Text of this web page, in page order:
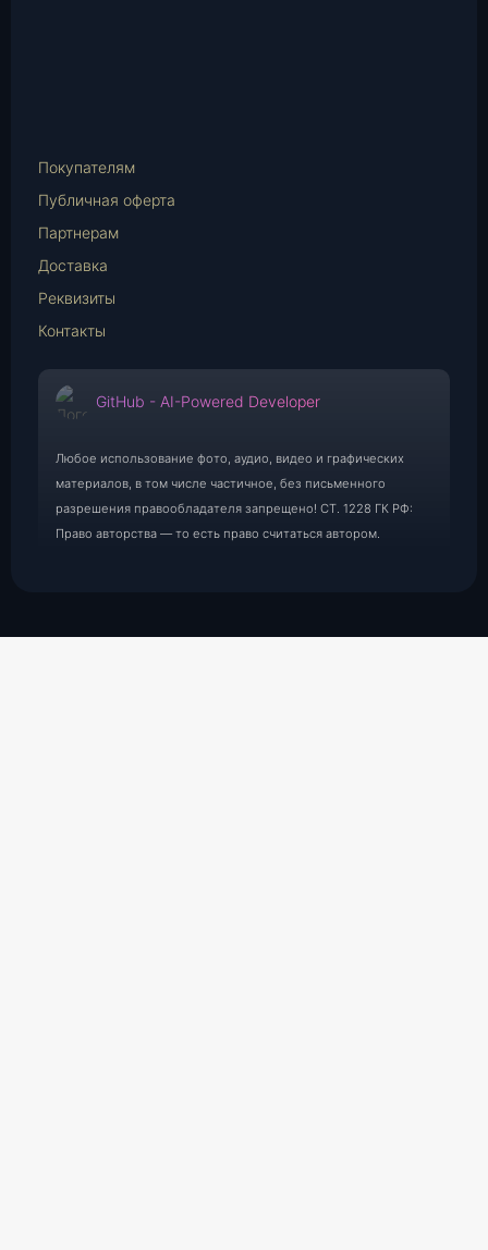
Mail
Покупателям
Публичная оферта
Партнерам
Доставка
Реквизиты
Контакты
GitHub - AI-Powered Developer
Любое использование фото, аудио, видео и графических
материалов, в том числе частичное, без письменного
разрешения правообладателя запрещено! СТ. 1228 ГК РФ:
Право авторства — то есть право считаться автором.